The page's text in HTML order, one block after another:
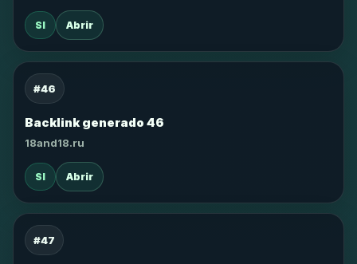
SI Abrir
#46
Backlink generado 46
18and18.ru
SI Abrir
#47